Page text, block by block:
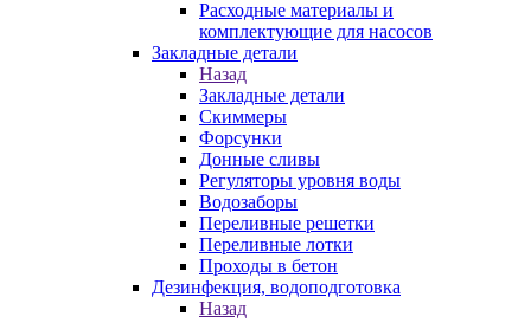
Расходные материалы и
комплектующие для насосов
Закладные детали
Назад
Закладные детали
Скиммеры
Форсунки
Донные сливы
Регуляторы уровня воды
Водозаборы
Переливные решетки
Переливные лотки
Проходы в бетон
Дезинфекция, водоподготовка
Назад